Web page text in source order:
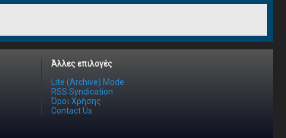
Άλλες επιλογές
Lite (Archive) Mode
RSS Syndication
Όροι Χρήσης
Contact Us